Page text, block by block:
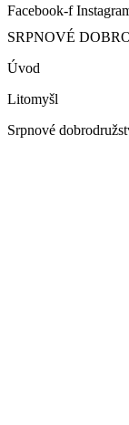
Facebook-f
SRPNOVÉ
Úvod
Litomyšl
Srpnové